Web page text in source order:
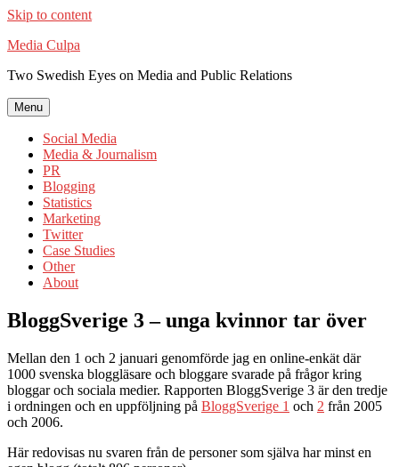
Skip to content
Media Culpa
Two Swedish Eyes on Media and Public Relations
Menu
Social Media
Media & Journalism
PR
Blogging
Statistics
Marketing
Twitter
Case Studies
Other
About
BloggSverige 3 – unga kvinnor tar över
Mellan den 1 och 2 januari genomförde jag en online-enkät där
1000 svenska bloggläsare och bloggare svarade på frågor kring
bloggar och sociala medier. Rapporten BloggSverige 3 är den tredje
i ordningen och en uppföljning på BloggSverige 1 och 2 från 2005
och 2006.
Här redovisas nu svaren från de personer som själva har minst en